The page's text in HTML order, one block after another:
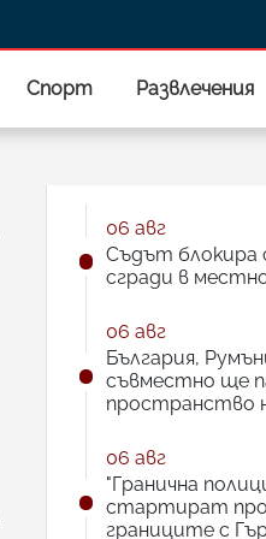
Спорт Развлечения
06 авг
Съдът блокира
сгради в
06 авг
България,
съвместно ще
пространство
06 авг
"Гранична
стартират
границите с